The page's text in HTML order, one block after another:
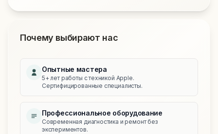
Почему выбирают нас
Опытные мастера
5+ лет работы с техникой Apple.
Сертифицированные специалисты.
Профессиональное оборудование
Современная диагностика и ремонт без
экспериментов.